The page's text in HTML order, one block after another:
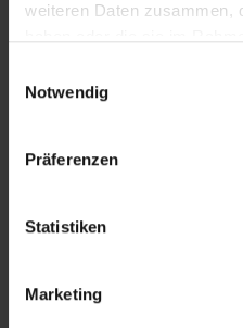
weiteren Daten zusammen,
Notwendig
Präferenzen
Statistiken
Marketing
Informationen zur
Kontakt